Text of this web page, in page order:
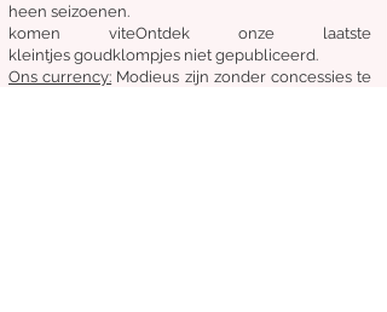
heen seizoenen.
komen viteOntdek onze laatste
kleintjes goudklompjes niet gepubliceerd.
Ons currency: Modieus zijn zonder concessies te